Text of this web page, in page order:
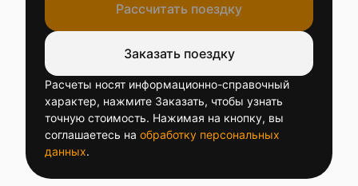
Рассчитать поездку
Заказать поездку
Расчеты носят информационно-справочный
характер, нажмите Заказать, чтобы узнать
точную стоимость. Нажимая на кнопку, вы
соглашаетесь на обработку персональных
данных.